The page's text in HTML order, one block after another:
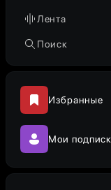
Лента
Поиск
Избранные
Мои